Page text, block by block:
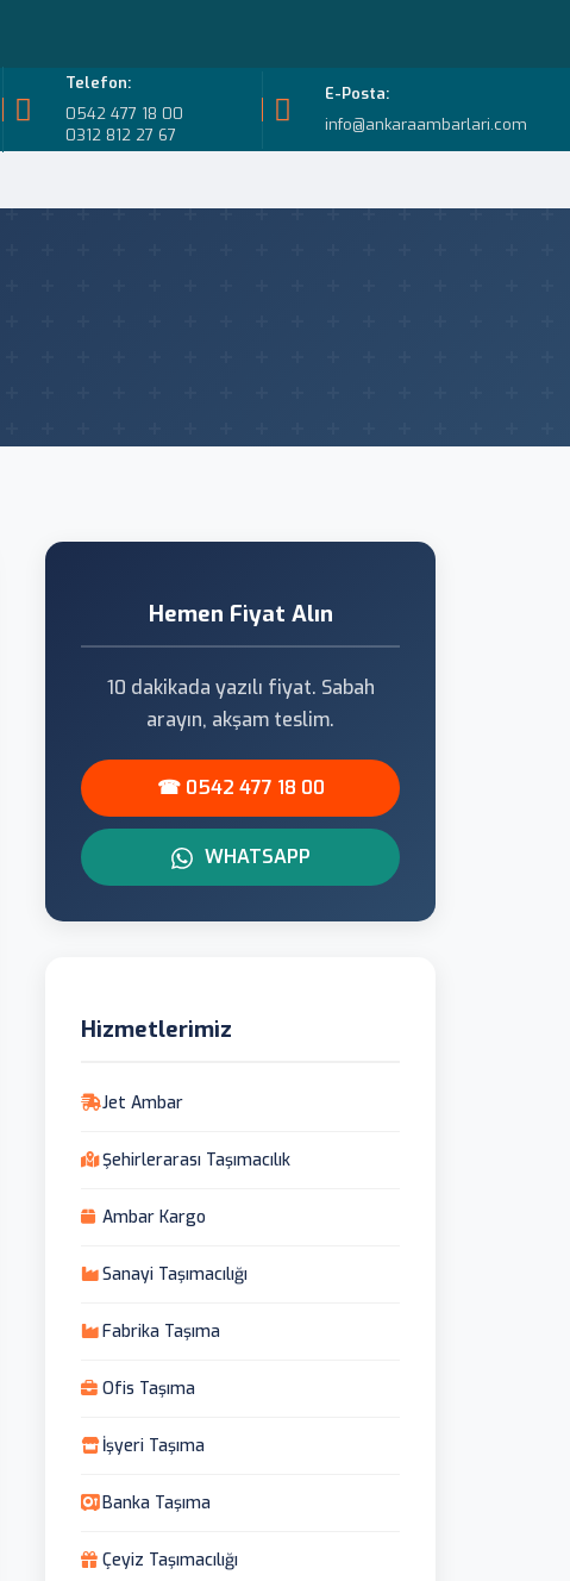
Telefon:
0542 477 18 00
0312 812 27 67
E-Posta:
info@ankaraambarlari.com
Hemen Fiyat Alın
10 dakikada yazılı fiyat. Sabah
arayın, akşam teslim.
☎ 0542 477 18 00
WHATSAPP
Hizmetlerimiz
Jet Ambar
Şehirlerarası Taşımacılık
Ambar Kargo
Sanayi Taşımacılığı
Fabrika Taşıma
Ofis Taşıma
İşyeri Taşıma
Banka Taşıma
Çeyiz Taşımacılığı